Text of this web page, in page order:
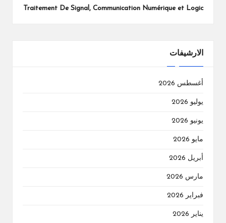
Traitement De Signal, Communication Numérique et Logic
الارشيفات
أغسطس 2026
يوليو 2026
يونيو 2026
مايو 2026
أبريل 2026
مارس 2026
فبراير 2026
يناير 2026